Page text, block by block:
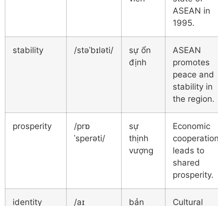
ASEAN in
1995.
stability /stəˈbɪləti/
sự ổn
định
ASEAN
promotes
peace and
stability in
the region.
prosperity
/prɒ
ˈsperəti/
sự
thịnh
vượng
Economic
leads to
shared
prosperity.
identity /aɪ bản Cultural